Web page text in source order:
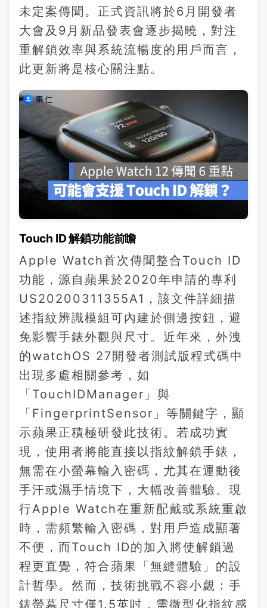
未定案傳聞。正式資訊將於6月開發者
大會及9月新品發表會逐步揭曉，對注
重解鎖效率與系統流暢度的用戶而言，
此更新將是核心關注點。
Touch ID 解鎖功能前瞻
Apple Watch首次傳聞整合Touch ID
功能，源自蘋果於2020年申請的專利
US20200311355A1，該文件詳細描
述指紋辨識模組可內建於側邊按鈕，避
免影響手錶外觀與尺寸。近年來，外洩
的watchOS 27開發者測試版程式碼中
出現多處相關參考，如
「TouchIDManager」與
「FingerprintSensor」等關鍵字，顯
示蘋果正積極研發此技術。若成功實
現，使用者將能直接以指紋解鎖手錶，
無需在小螢幕輸入密碼，尤其在運動後
手汗或濕手情境下，大幅改善體驗。現
行Apple Watch在重新配戴或系統重啟
時，需頻繁輸入密碼，對用戶造成顯著
不便，而Touch ID的加入將使解鎖過
程更直覺，符合蘋果「無縫體驗」的設
計哲學。然而，技術挑戰不容小覷：手
錶螢幕尺寸僅1.5英吋，需微型化指紋感